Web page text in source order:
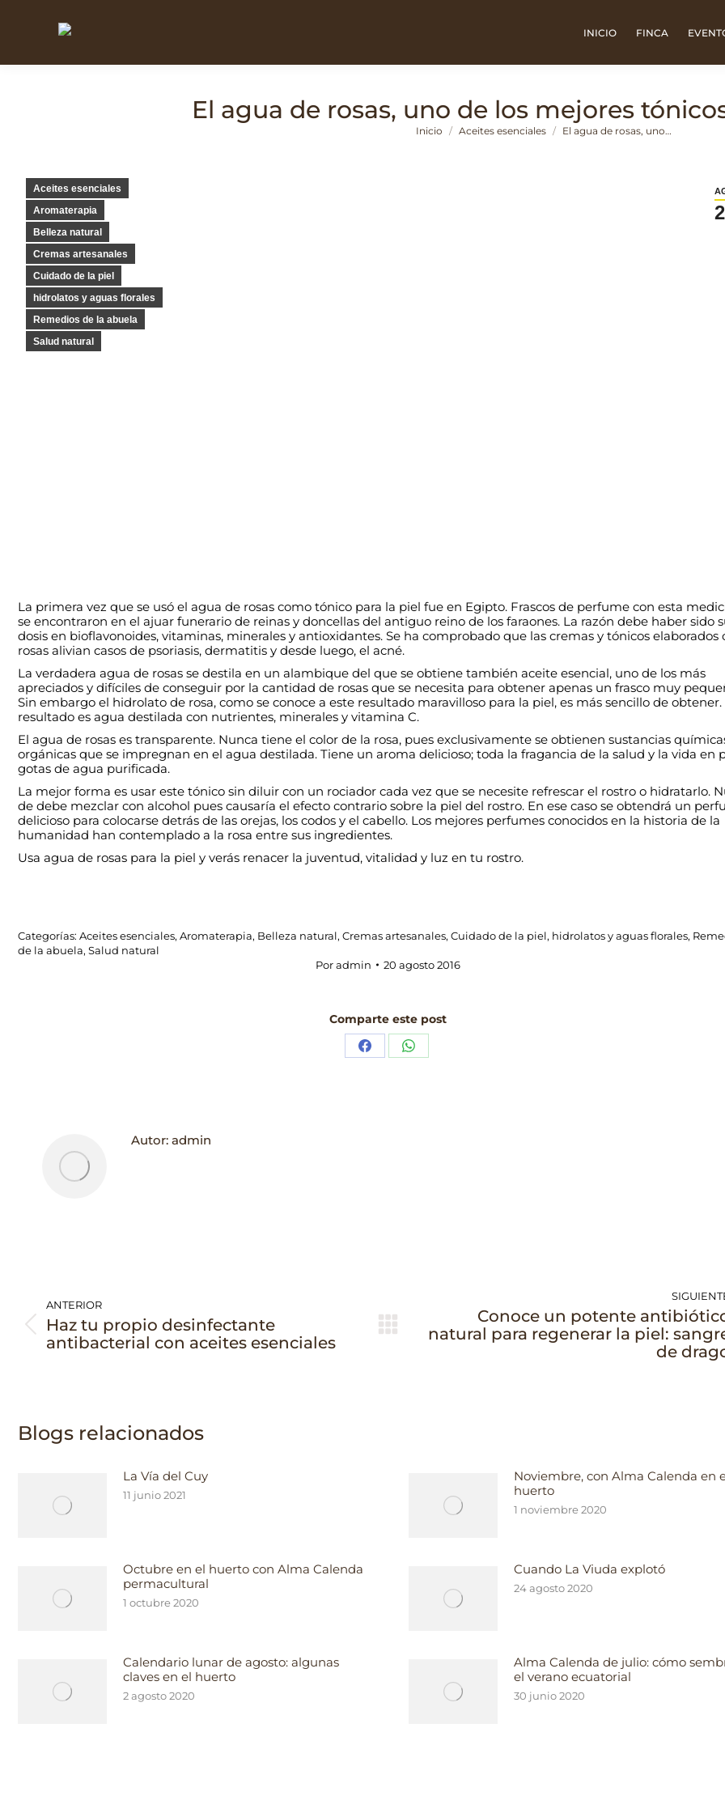
INICIO FINCA
El agua de rosas, uno de los mejores
Estás aquí:
Inicio Aceites esenciales El agua de rosas, uno…
Aceites esenciales
Aromaterapia
Belleza natural
Cremas artesanales
Cuidado de la piel
hidrolatos y aguas florales
Remedios de la abuela
Salud natural
La primera vez que se usó el agua de rosas como tónico para la piel fue en Egipto. Frascos de perfume con esta
se encontraron en el ajuar funerario de reinas y doncellas del antiguo reino de los faraones. La razón debe haber sido
dosis en bioflavonoides, vitaminas, minerales y antioxidantes. Se ha comprobado que las cremas y tónicos elaborados
rosas alivian casos de psoriasis, dermatitis y desde luego, el acné.
La verdadera agua de rosas se destila en un alambique del que se obtiene también aceite esencial, uno de los más
apreciados y difíciles de conseguir por la cantidad de rosas que se necesita para obtener apenas un frasco muy
Sin embargo el hidrolato de rosa, como se conoce a este resultado maravilloso para la piel, es más sencillo de obtener.
resultado es agua destilada con nutrientes, minerales y vitamina C.
El agua de rosas es transparente. Nunca tiene el color de la rosa, pues exclusivamente se obtienen sustancias
orgánicas que se impregnan en el agua destilada. Tiene un aroma delicioso; toda la fragancia de la salud y la vida en
gotas de agua purificada.
La mejor forma es usar este tónico sin diluir con un rociador cada vez que se necesite refrescar el rostro o hidratarlo.
de debe mezclar con alcohol pues causaría el efecto contrario sobre la piel del rostro. En ese caso se obtendrá un
delicioso para colocarse detrás de las orejas, los codos y el cabello. Los mejores perfumes conocidos en la historia de la
humanidad han contemplado a la rosa entre sus ingredientes.
Usa agua de rosas para la piel y verás renacer la juventud, vitalidad y luz en tu rostro.
Categorías: Aceites esenciales, Aromaterapia, Belleza natural, Cremas artesanales, Cuidado de la piel, hidrolatos y aguas florales,
de la abuela, Salud natural
Poradmin 20 agosto 2016
Comparte este post
Share Share
Autor: admin
entre
publicaciones
ANTERIOR
Publicación
anterior:
Haz tu propio desinfectante
antibacterial con aceites esenciales
Publicación
siguiente:
Conoce un potente
natural para regenerar la piel:
de
Blogs relacionados
La Vía del Cuy
11 junio 2021
Noviembre, con Alma Calenda en
huerto
1 noviembre 2020
Octubre en el huerto con Alma Calenda
permacultural
1 octubre 2020
Cuando La Viuda explotó
24 agosto 2020
Calendario lunar de agosto: algunas
claves en el huerto
2 agosto 2020
Alma Calenda de julio: cómo
el verano ecuatorial
30 junio 2020